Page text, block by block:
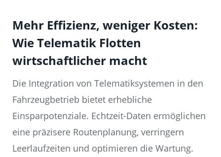
Mehr Effizienz, weniger Kosten:
Wie Telematik Flotten
wirtschaftlicher macht
Die Integration von Telematiksystemen in den
Fahrzeugbetrieb bietet erhebliche
Einsparpotenziale. Echtzeit-Daten ermöglichen
eine präzisere Routenplanung, verringern
Leerlaufzeiten und optimieren die Wartung.